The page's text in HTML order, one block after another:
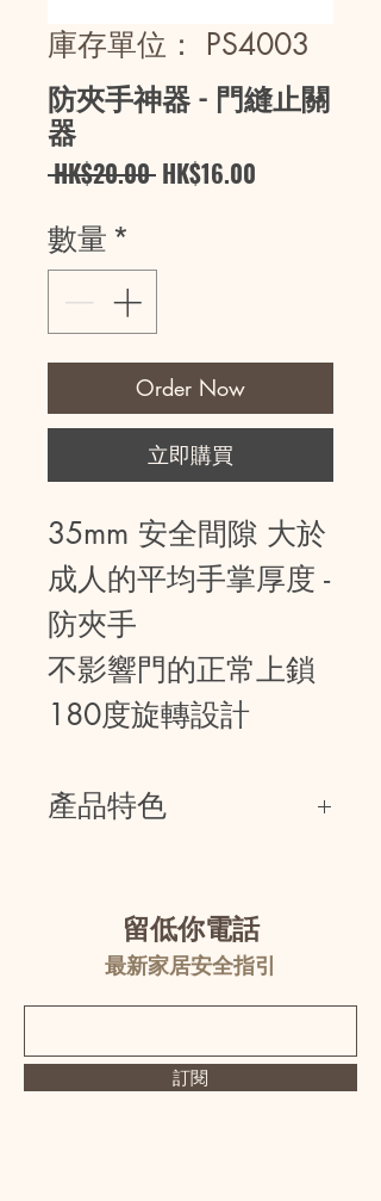
庫存單位： PS4003
防夾手神器 - 門縫止關
器
HK$20.00 一
格
HK$16.00
數量 *
Order Now
立即購買
35mm 安全間隙 大於
成人的平均手掌厚度 -
防夾手
不影響門的正常上鎖
180度旋轉設計
產品特色
留低你電話
最新家居安全指引
訂閱